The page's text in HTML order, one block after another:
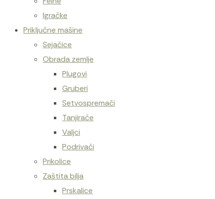
Igračke
Priključne mašine
Sejačice
Obrada zemlje
Plugovi
Gruberi
Setvospremači
Tanjirače
Valjci
Podrivači
Prikolice
Zaštita bilja
Prskalice